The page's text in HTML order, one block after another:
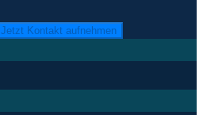
Jetzt Kontakt aufnehmen